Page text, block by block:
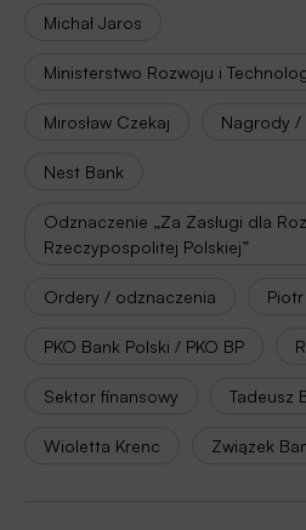
Michał Jaros
Ministerstwo Rozwoju i
Mirosław Czekaj Nagrody /
Nest Bank
Odznaczenie „Za Zasługi dla
Rzeczypospolitej Polskiej”
Ordery / odznaczenia
PKO Bank Polski / PKO BP
Sektor finansowy Tadeusz
Wioletta Krenc Związek